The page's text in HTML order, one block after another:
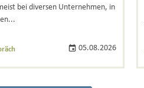
bei diversen Unternehmen, in
05.08.2026